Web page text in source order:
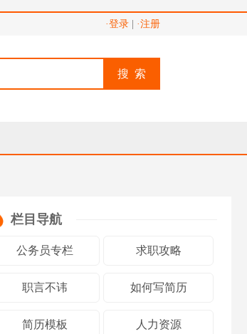
·登录 ·注册
搜 索
栏目导航
公务员专栏 求职攻略
职言不讳 如何写简历
简历模板 人力资源